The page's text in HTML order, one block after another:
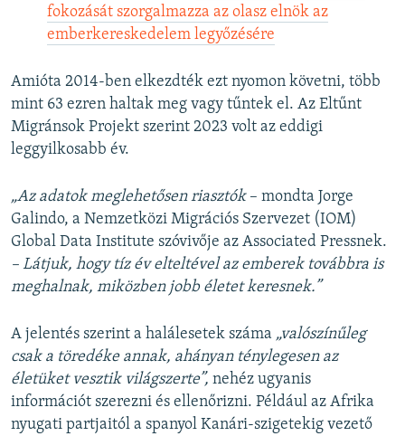
fokozását szorgalmazza az olasz elnök az
emberkereskedelem legyőzésére
Amióta 2014-ben elkezdték ezt nyomon követni, több
mint 63 ezren haltak meg vagy tűntek el. Az Eltűnt
Migránsok Projekt szerint 2023 volt az eddigi
leggyilkosabb év.
„Az adatok meglehetősen riasztók– mondta Jorge
Galindo, a Nemzetközi Migrációs Szervezet (IOM)
Global Data Institute szóvivője az Associated Pressnek.
– Látjuk, hogy tíz év elteltével az emberek továbbra is
meghalnak, miközben jobb életet keresnek.”
A jelentés szerint a halálesetek száma „valószínűleg
csak a töredéke annak, ahányan ténylegesen az
életüket vesztik világszerte”, nehéz ugyanis
információt szerezni és ellenőrizni. Például az Afrika
nyugati partjaitól a spanyol Kanári-szigetekig vezető